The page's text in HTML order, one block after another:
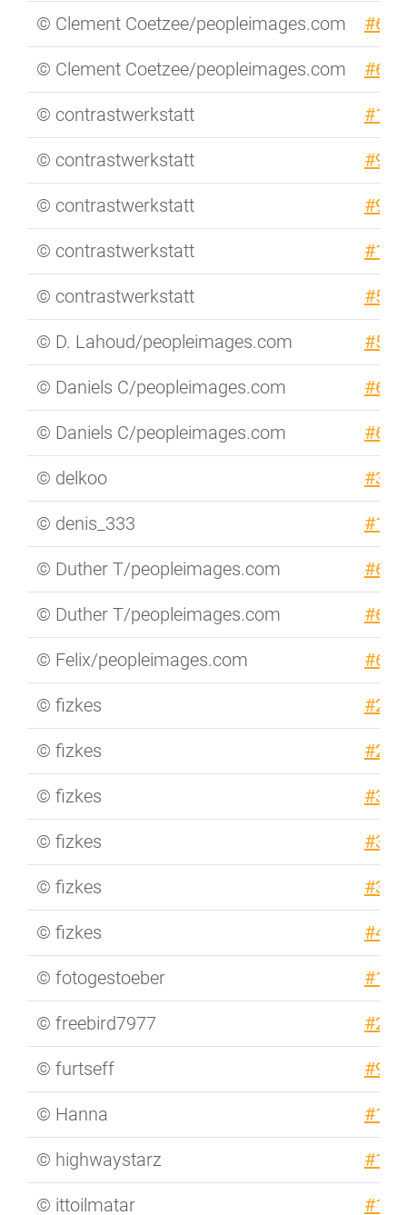
© Clement Coetzee/peopleimages.com
© Clement Coetzee/peopleimages.com
© contrastwerkstatt
© contrastwerkstatt
© contrastwerkstatt
© contrastwerkstatt
© contrastwerkstatt
© D. Lahoud/peopleimages.com
© Daniels C/peopleimages.com
© Daniels C/peopleimages.com
© delkoo
© denis_333
© Duther T/peopleimages.com
© Duther T/peopleimages.com
© Felix/peopleimages.com
© fizkes
© fizkes
© fizkes
© fizkes
© fizkes
© fizkes
© fotogestoeber
© freebird7977
© furtseff
© Hanna
© highwaystarz
© ittoilmatar